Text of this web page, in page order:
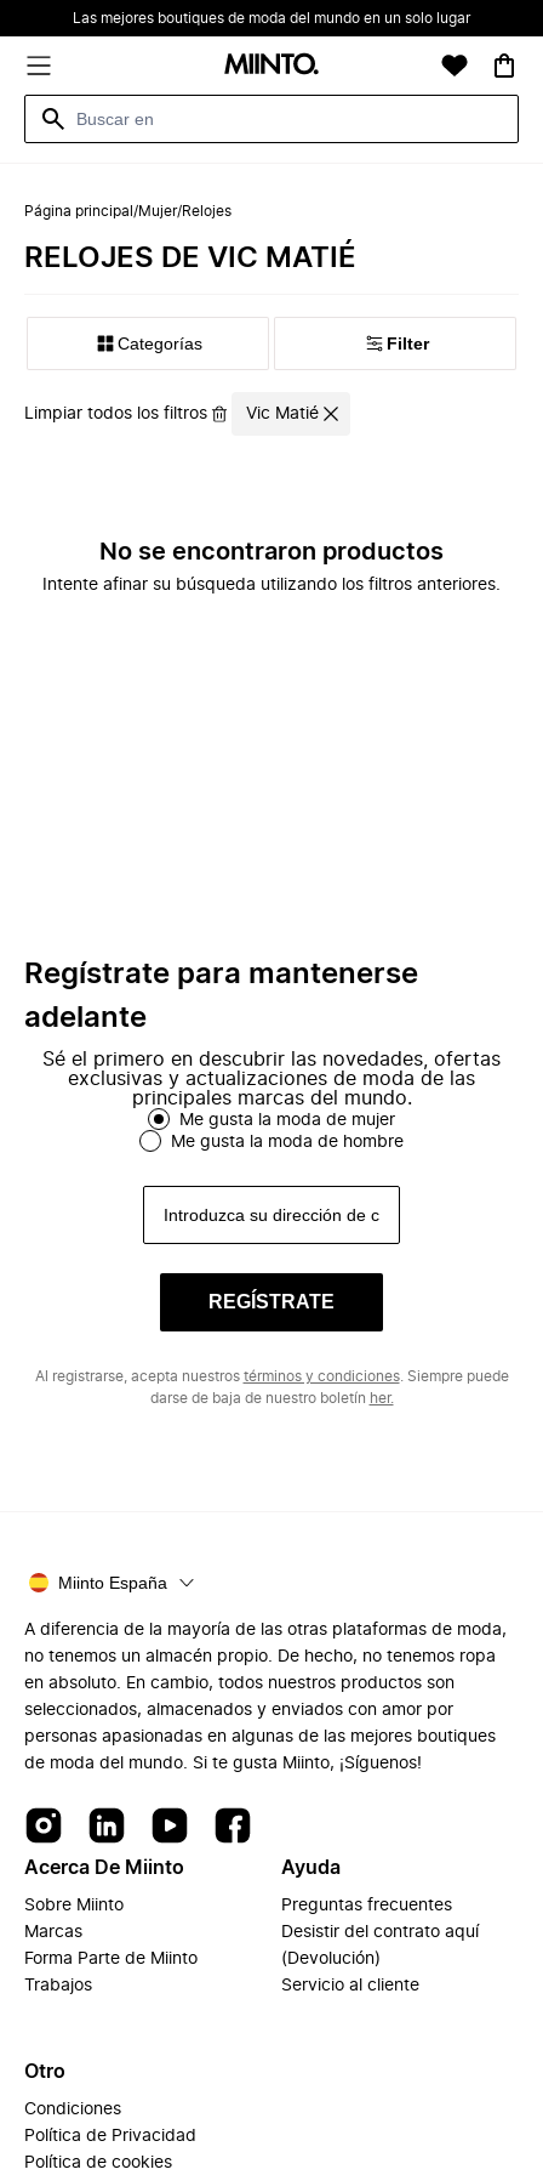
Las mejores boutiques de moda del mundo en un solo lugar
Página principal /Mujer/Relojes
RELOJES DE VIC MATIÉ
Categorías Filter
Limpiar todos los filtros Vic Matié
No se encontraron productos
Intente afinar su búsqueda utilizando los filtros anteriores.
Regístrate para mantenerse
adelante
Sé el primero en descubrir las novedades, ofertas
exclusivas y actualizaciones de moda de las
principales marcas del mundo.
Me gusta la moda de mujer
Me gusta la moda de hombre
REGÍSTRATE
Al registrarse, acepta nuestros términos y condiciones. Siempre puede
darse de baja de nuestro boletín her.
Miinto España
A diferencia de la mayoría de las otras plataformas de moda,
no tenemos un almacén propio. De hecho, no tenemos ropa
en absoluto. En cambio, todos nuestros productos son
seleccionados, almacenados y enviados con amor por
personas apasionadas en algunas de las mejores boutiques
de moda del mundo. Si te gusta Miinto, ¡Síguenos!
Acerca De Miinto
Sobre Miinto
Marcas
Forma Parte de Miinto
Trabajos
Ayuda
Preguntas frecuentes
Desistir del contrato aquí
(Devolución)
Servicio al cliente
Otro
Condiciones
Política de Privacidad
Política de cookies